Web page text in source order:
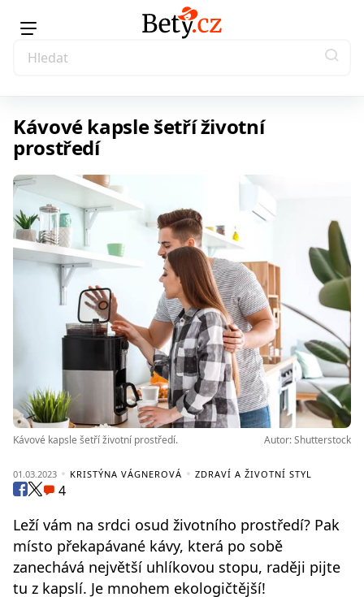
Kávové kapsle šetří životní
prostředí
Kávové kapsle šetří životní prostředí. Autor: Shutterstock
01.03.2023 KRISTÝNA VÁGNEROVÁ ZDRAVÍ A ŽIVOTNÍ STYL
4
Leží vám na srdci osud životního prostředí? Pak
místo překapávané kávy, která po sobě
zanechává největší uhlíkovou stopu, raději pijte
tu z kapslí. Je mnohem ekologičtější!